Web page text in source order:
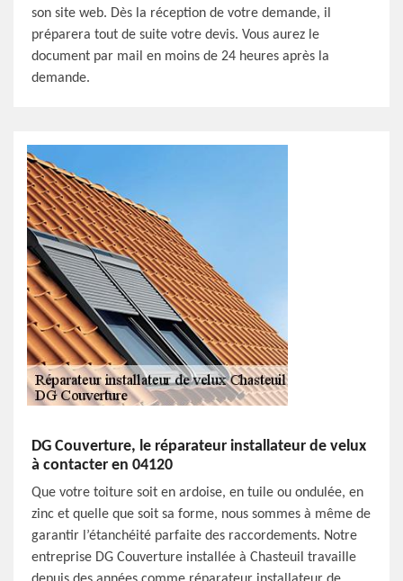
son site web. Dès la réception de votre demande, il
préparera tout de suite votre devis. Vous aurez le
document par mail en moins de 24 heures après la
demande.
DG Couverture, le réparateur installateur de velux
à contacter en 04120
Que votre toiture soit en ardoise, en tuile ou ondulée, en
zinc et quelle que soit sa forme, nous sommes à même de
garantir l’étanchéité parfaite des raccordements. Notre
entreprise DG Couverture installée à Chasteuil travaille